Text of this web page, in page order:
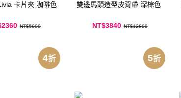
卡片夾 咖啡色
NT$5900
雙邊馬頭造型皮背帶 深棕色
NT$3840 NT$12800
4折 5折